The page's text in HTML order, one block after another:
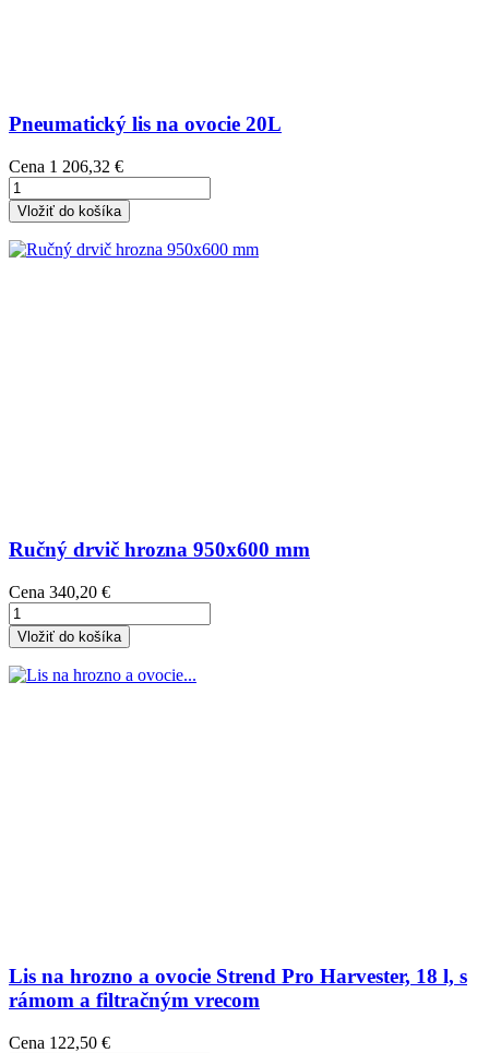
Pneumatický lis na ovocie 20L
Cena 1 206,32 €
Vložiť do košíka
Ručný drvič hrozna 950x600 mm
Cena 340,20 €
Vložiť do košíka
Lis na hrozno a ovocie Strend Pro Harvester, 18 l, s
rámom a filtračným vrecom
Cena 122,50 €